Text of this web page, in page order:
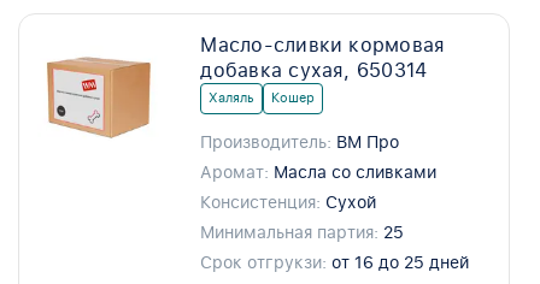
Масло-сливки кормовая
добавка сухая, 650314
Халяль Кошер
Производитель: ВМ Про
Аромат: Масла со сливками
Консистенция: Сухой
Минимальная партия: 25
Срок отгрукзи: от 16 до 25 дней